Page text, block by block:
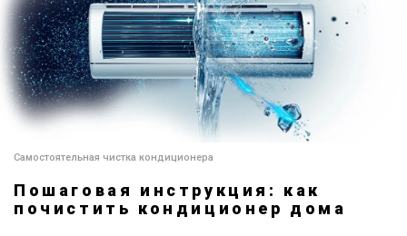
Самостоятельная чистка кондиционера
Пошаговая инструкция: как
почистить кондиционер дома